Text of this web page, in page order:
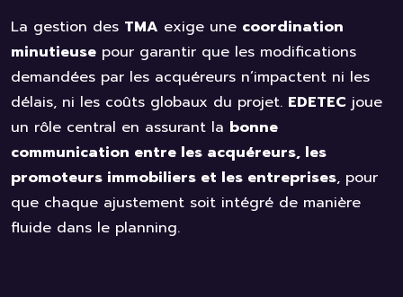
La gestion des TMA exige une coordination
minutieuse pour garantir que les modifications
demandées par les acquéreurs n’impactent ni les
délais, ni les coûts globaux du projet. EDETEC joue
un rôle central en assurant la bonne
communication entre les acquéreurs, les
promoteurs immobiliers et les entreprises, pour
que chaque ajustement soit intégré de manière
fluide dans le planning.